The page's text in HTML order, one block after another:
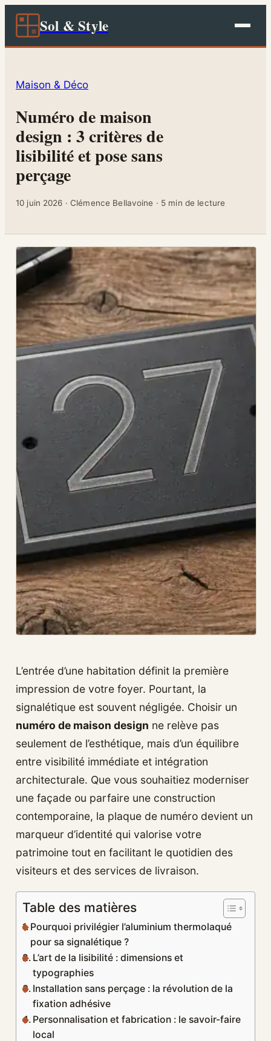
Sol & Style
Maison & Déco
Numéro de maison
design : 3 critères de
lisibilité et pose sans
perçage
10 juin 2026 · Clémence Bellavoine · 5 min de lecture
L’entrée d’une habitation définit la première
impression de votre foyer. Pourtant, la
signalétique est souvent négligée. Choisir un
numéro de maison design ne relève pas
seulement de l’esthétique, mais d’un équilibre
entre visibilité immédiate et intégration
architecturale. Que vous souhaitiez moderniser
une façade ou parfaire une construction
contemporaine, la plaque de numéro devient un
marqueur d’identité qui valorise votre
patrimoine tout en facilitant le quotidien des
visiteurs et des services de livraison.
Table des matières
Pourquoi privilégier l’aluminium thermolaqué
pour sa signalétique ?
L’art de la lisibilité : dimensions et
typographies
Installation sans perçage : la révolution de la
fixation adhésive
Personnalisation et fabrication : le savoir-faire
local